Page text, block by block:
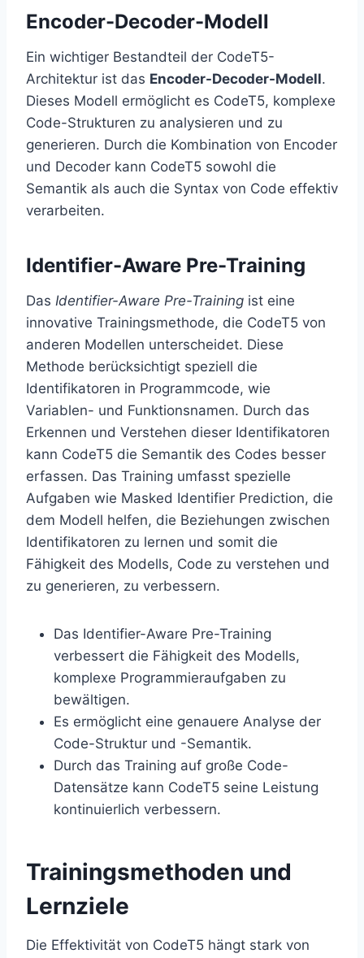
Encoder-Decoder-Modell
Ein wichtiger Bestandteil der CodeT5-
Architektur ist das Encoder-Decoder-Modell.
Dieses Modell ermöglicht es CodeT5, komplexe
Code-Strukturen zu analysieren und zu
generieren. Durch die Kombination von Encoder
und Decoder kann CodeT5 sowohl die
Semantik als auch die Syntax von Code effektiv
verarbeiten.
Identifier-Aware Pre-Training
Das Identifier-Aware Pre-Training ist eine
innovative Trainingsmethode, die CodeT5 von
anderen Modellen unterscheidet. Diese
Methode berücksichtigt speziell die
Identifikatoren in Programmcode, wie
Variablen- und Funktionsnamen. Durch das
Erkennen und Verstehen dieser Identifikatoren
kann CodeT5 die Semantik des Codes besser
erfassen. Das Training umfasst spezielle
Aufgaben wie Masked Identifier Prediction, die
dem Modell helfen, die Beziehungen zwischen
Identifikatoren zu lernen und somit die
Fähigkeit des Modells, Code zu verstehen und
zu generieren, zu verbessern.
Das Identifier-Aware Pre-Training
verbessert die Fähigkeit des Modells,
komplexe Programmieraufgaben zu
bewältigen.
Es ermöglicht eine genauere Analyse der
Code-Struktur und -Semantik.
Durch das Training auf große Code-
Datensätze kann CodeT5 seine Leistung
kontinuierlich verbessern.
Trainingsmethoden und
Lernziele
Die Effektivität von CodeT5 hängt stark von